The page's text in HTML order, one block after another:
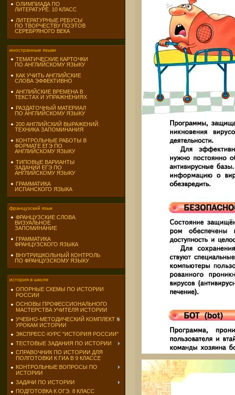
ОЛИМПИАДА ПО
ЛИТЕРАТУРЕ. 10 КЛАСС
ЛИТЕРАТУРНЫЕ РЕБУСЫ
ПО ТВОРЧЕСТВУ ПОЭТОВ
СЕРЕБРЯНОГО ВЕКА
иностранные языки
ТЕМАТИЧЕСКИЕ КАРТОЧКИ
ПО АНГЛИЙСКОМУ ЯЗЫКУ
КАК УЧИТЬ АНГЛИЙСКИЕ
СЛОВА ЭФФЕКТИВНО
АНГЛИЙСКИЕ ВРЕМЕНА В
ТЕКСТАХ И УПРАЖНЕНИЯХ
РАЗДАТОЧНЫЙ МАТЕРИАЛ
ПО АНГЛИЙСКОМУ ЯЗЫКУ
200 АНГЛИЙСКИЙ ВЫРАЖЕНИЙ.
ТЕХНИКА ЗАПОМИНАНИЯ
КОНТРОЛЬНЫЕ РАБОТЫ В
ФОРМАТЕ ЕГЭ ПО
АНГЛИЙСКОМУ ЯЗЫКУ
ТИПОВЫЕ ВАРИАНТЫ
ЗАДАНИЙ ЕГЭ ПО
АНГЛИЙСКОМУ ЯЗЫКУ
ГРАММАТИКА
ИСПАНСКОГО ЯЗЫКА
французский язык
ФРАНЦУЗСКИЕ СЛОВА.
ВИЗУАЛЬНОЕ
ЗАПОМИНАНИЕ
ГРАММАТИКА
ФРАНЦУЗСКОГО ЯЗЫКА
ВНУТРИШКОЛЬНЫЙ КОНТРОЛЬ
ПО ФРАНЦУЗСКОМУ ЯЗЫКУ
история в школе
ОПОРНЫЕ СХЕМЫ ПО ИСТОРИИ
РОССИИ
ОСНОВЫ ПРОФЕССИОНАЛЬНОГО
МАСТЕРСТВА УЧИТЕЛЯ ИСТОРИИ
УЧЕБНО-МЕТОДИЧЕСКИЙ КОМПЛЕКТ К
УРОКАМ ИСТОРИИ
ЭКСПРЕСС-КУРС "ИСТОРИЯ РОССИИ"
ТЕСТОВЫЕ ЗАДАНИЯ ПО ИСТОРИИ
СПРАВОЧНИК ПО ИСТОРИИ ДЛЯ
ПОЛГОТОВКИ К ГИА В 9 КЛАССЕ
КОНТРОЛЬНЫЕ ВОПРОСЫ ПО
ИСТОРИИ
ЗАДАЧИ ПО ИСТОРИИ
ПОДГОТОВКА К ОГЭ. 8 КЛАСС